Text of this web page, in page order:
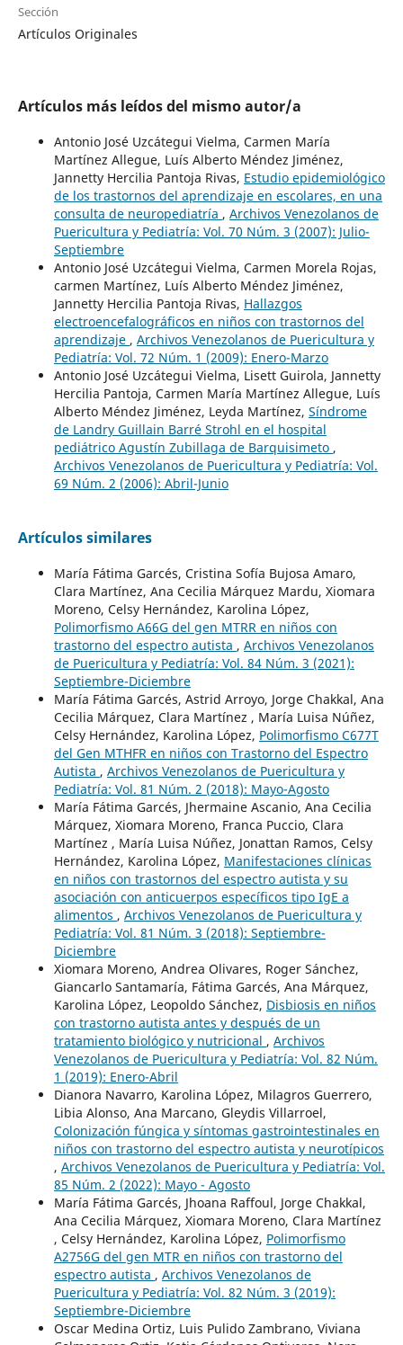
Sección
Artículos Originales
Artículos más leídos del mismo autor/a
Antonio José Uzcátegui Vielma, Carmen María
Martínez Allegue, Luís Alberto Méndez Jiménez,
Jannetty Hercilia Pantoja Rivas, Estudio epidemiológico
de los trastornos del aprendizaje en escolares, en una
consulta de neuropediatría , Archivos Venezolanos de
Puericultura y Pediatría: Vol. 70 Núm. 3 (2007): Julio-
Septiembre
Antonio José Uzcátegui Vielma, Carmen Morela Rojas,
carmen Martínez, Luís Alberto Méndez Jiménez,
Jannetty Hercilia Pantoja Rivas, Hallazgos
electroencefalográficos en niños con trastornos del
aprendizaje , Archivos Venezolanos de Puericultura y
Pediatría: Vol. 72 Núm. 1 (2009): Enero-Marzo
Antonio José Uzcátegui Vielma, Lisett Guirola, Jannetty
Hercilia Pantoja, Carmen María Martínez Allegue, Luís
Alberto Méndez Jiménez, Leyda Martínez, Síndrome
de Landry Guillain Barré Strohl en el hospital
pediátrico Agustín Zubillaga de Barquisimeto ,
Archivos Venezolanos de Puericultura y Pediatría: Vol.
69 Núm. 2 (2006): Abril-Junio
Artículos similares
María Fátima Garcés, Cristina Sofía Bujosa Amaro,
Clara Martínez, Ana Cecilia Márquez Mardu, Xiomara
Moreno, Celsy Hernández, Karolina López,
Polimorfismo A66G del gen MTRR en niños con
trastorno del espectro autista , Archivos Venezolanos
de Puericultura y Pediatría: Vol. 84 Núm. 3 (2021):
Septiembre-Diciembre
María Fátima Garcés, Astrid Arroyo, Jorge Chakkal, Ana
Cecilia Márquez, Clara Martínez , María Luisa Núñez,
Celsy Hernández, Karolina López, Polimorfismo C677T
del Gen MTHFR en niños con Trastorno del Espectro
Autista , Archivos Venezolanos de Puericultura y
Pediatría: Vol. 81 Núm. 2 (2018): Mayo-Agosto
María Fátima Garcés, Jhermaine Ascanio, Ana Cecilia
Márquez, Xiomara Moreno, Franca Puccio, Clara
Martínez , María Luisa Núñez, Jonattan Ramos, Celsy
Hernández, Karolina López, Manifestaciones clínicas
en niños con trastornos del espectro autista y su
asociación con anticuerpos específicos tipo IgE a
alimentos , Archivos Venezolanos de Puericultura y
Pediatría: Vol. 81 Núm. 3 (2018): Septiembre-
Diciembre
Xiomara Moreno, Andrea Olivares, Roger Sánchez,
Giancarlo Santamaría, Fátima Garcés, Ana Márquez,
Karolina López, Leopoldo Sánchez, Disbiosis en niños
con trastorno autista antes y después de un
tratamiento biológico y nutricional , Archivos
Venezolanos de Puericultura y Pediatría: Vol. 82 Núm.
1 (2019): Enero-Abril
Dianora Navarro, Karolina López, Milagros Guerrero,
Libia Alonso, Ana Marcano, Gleydis Villarroel,
Colonización fúngica y síntomas gastrointestinales en
niños con trastorno del espectro autista y neurotípicos
, Archivos Venezolanos de Puericultura y Pediatría: Vol.
85 Núm. 2 (2022): Mayo - Agosto
María Fátima Garcés, Jhoana Raffoul, Jorge Chakkal,
Ana Cecilia Márquez, Xiomara Moreno, Clara Martínez
, Celsy Hernández, Karolina López, Polimorfismo
A2756G del gen MTR en niños con trastorno del
espectro autista , Archivos Venezolanos de
Puericultura y Pediatría: Vol. 82 Núm. 3 (2019):
Septiembre-Diciembre
Oscar Medina Ortiz, Luis Pulido Zambrano, Viviana